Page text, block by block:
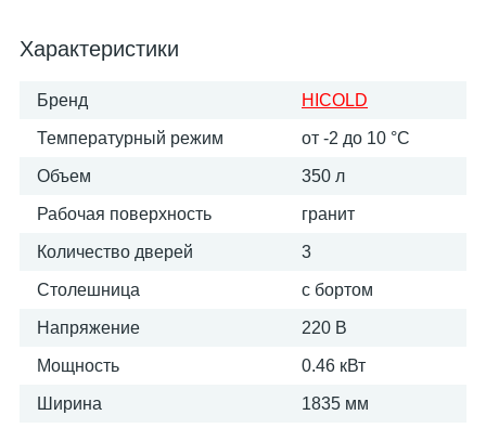
Характеристики
Бренд HICOLD
Температурный режим от -2 до 10 °С
Объем 350 л
Рабочая поверхность гранит
Количество дверей 3
Столешница с бортом
Напряжение 220 В
Мощность 0.46 кВт
Ширина 1835 мм